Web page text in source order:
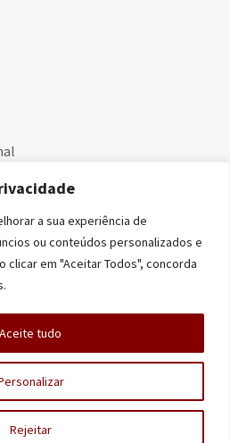
a sua experiência de
ou conteúdos personalizados e
clicar em "Aceitar Todos", concorda
Rejeitar
Aceite tudo